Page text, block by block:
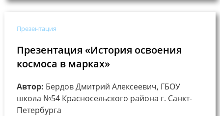
Презентация
Презентация «История освоения
космоса в марках»
Автор: Бердов Дмитрий Алексеевич, ГБОУ
школа №54 Красносельского района г. Санкт-
Петербурга